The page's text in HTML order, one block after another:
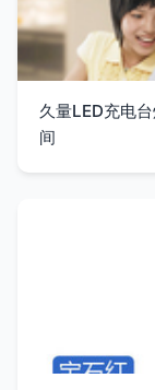
久量LED充电
间